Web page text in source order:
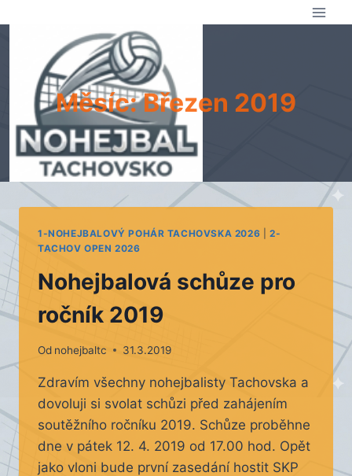
Měsíc: Březen 2019
1-NOHEJBALOVÝ POHÁR TACHOVSKA 2026 |2-
TACHOV OPEN 2026
Nohejbalová schůze pro
ročník 2019
Od nohejbaltc 31.3.2019
Zdravím všechny nohejbalisty Tachovska a
dovoluji si svolat schůzi před zahájením
soutěžního ročníku 2019. Schůze proběhne
dne v pátek 12. 4. 2019 od 17.00 hod. Opět
jako vloni bude první zasedání hostit SKP